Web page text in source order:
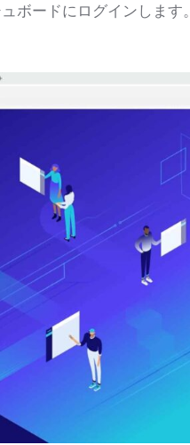
ボードにログインします。